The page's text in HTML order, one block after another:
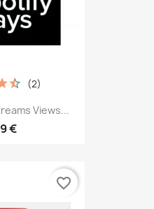
Views...
€
(2)
favorite_border